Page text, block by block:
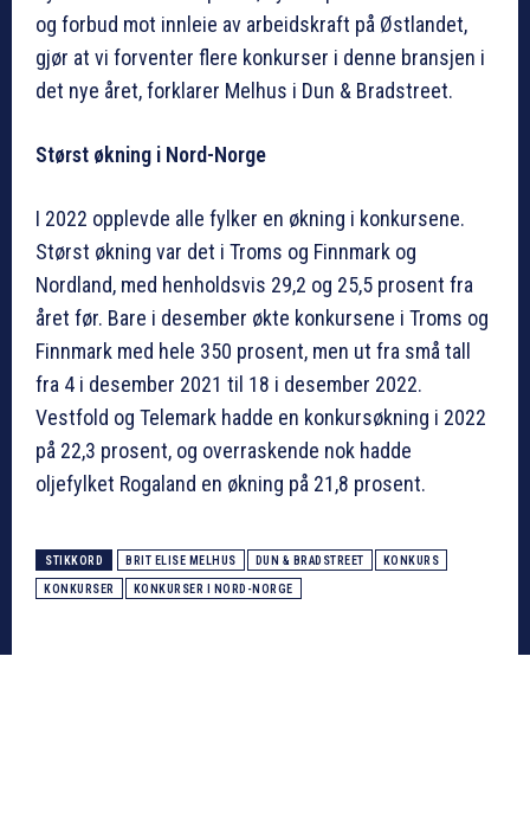
og forbud mot innleie av arbeidskraft på Østlandet,
gjør at vi forventer flere konkurser i denne bransjen i
det nye året, forklarer Melhus i Dun & Bradstreet.
Størst økning i Nord-Norge
I 2022 opplevde alle fylker en økning i konkursene.
Størst økning var det i Troms og Finnmark og
Nordland, med henholdsvis 29,2 og 25,5 prosent fra
året før. Bare i desember økte konkursene i Troms og
Finnmark med hele 350 prosent, men ut fra små tall
fra 4 i desember 2021 til 18 i desember 2022.
Vestfold og Telemark hadde en konkursøkning i 2022
på 22,3 prosent, og overraskende nok hadde
oljefylket Rogaland en økning på 21,8 prosent.
STIKKORD BRIT ELISE MELHUS DUN & BRADSTREET KONKURS
KONKURSER KONKURSER I NORD-NORGE